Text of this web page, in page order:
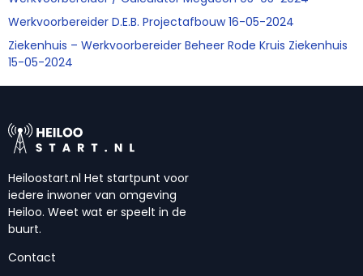
Werkvoorbereider D.E.B. Projectafbouw 16-05-2024
Ziekenhuis – Werkvoorbereider Beheer Rode Kruis Ziekenhuis
15-05-2024
Heiloostart.nl Het startpunt voor
iedere inwoner van omgeving
Heiloo. Weet wat er speelt in de
buurt.
Contact